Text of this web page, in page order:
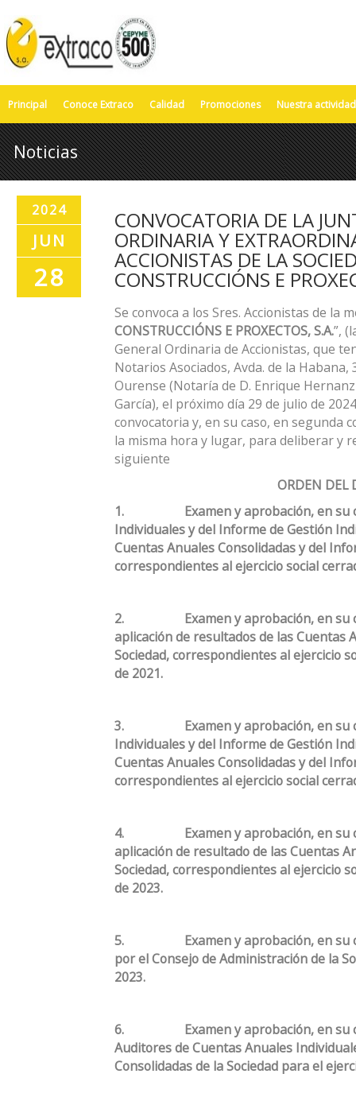
Principal Conoce Extraco Calidad Promociones Nuestra actividad
Noticias
2024
JUN
28
CONVOCATORIA DE LA
ORDINARIA Y
ACCIONISTAS DE LA
CONSTRUCCIÓNS E
Se convoca a los Sres. Accionistas de la
CONSTRUCCIÓNS E PROXECTOS, S.A.”,
General Ordinaria de Accionistas, que
Notarios Asociados, Avda. de la Habana,
Ourense (Notaría de D. Enrique
García), el próximo día 29 de julio de
convocatoria y, en su caso, en segunda
la misma hora y lugar, para deliberar y
siguiente
ORDEN DEL
1. Examen y aprobación, en su
Individuales y del Informe de Gestión
Cuentas Anuales Consolidadas y del
correspondientes al ejercicio social
2. Examen y aprobación, en
aplicación de resultados de las Cuentas
Sociedad, correspondientes al ejercicio
de 2021.
3. Examen y aprobación, en su
Individuales y del Informe de Gestión
Cuentas Anuales Consolidadas y del
correspondientes al ejercicio social
4. Examen y aprobación, en
aplicación de resultado de las Cuentas
Sociedad, correspondientes al ejercicio
de 2023.
5. Examen y aprobación, en
por el Consejo de Administración de la
2023.
6. Examen y aprobación, en su
Auditores de Cuentas Anuales
Consolidadas de la Sociedad para el